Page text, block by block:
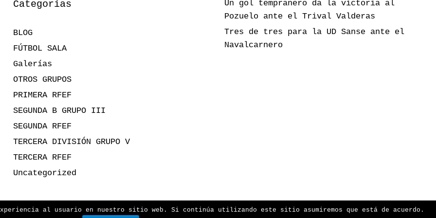
Categorías
BLOG
FÚTBOL SALA
Galerías
OTROS GRUPOS
PRIMERA RFEF
SEGUNDA B GRUPO III
SEGUNDA RFEF
TERCERA DIVISIÓN GRUPO V
TERCERA RFEF
Uncategorized
Un gol tempranero da la victoria al
Pozuelo ante el Trival Valderas
Tres de tres para la UD Sanse ante el
Navalcarnero
al usuario en nuestro sitio web. Si continúa utilizando este sitio asumiremos que está de acuerdo.